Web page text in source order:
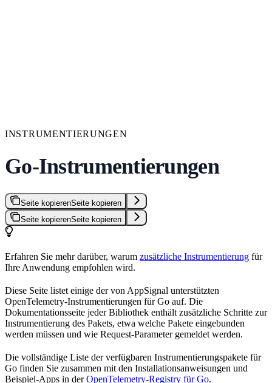
INSTRUMENTIERUNGEN
Go-Instrumentierungen
Seite kopierenSeite kopieren
Seite kopierenSeite kopieren
Erfahren Sie mehr darüber, warum zusätzliche Instrumentierung für
Ihre Anwendung empfohlen wird.
Diese Seite listet einige der von AppSignal unterstützten
OpenTelemetry-Instrumentierungen für Go auf. Die
Dokumentationsseite jeder Bibliothek enthält zusätzliche Schritte zur
Instrumentierung des Pakets, etwa welche Pakete eingebunden
werden müssen und wie Request-Parameter gemeldet werden.
Die vollständige Liste der verfügbaren Instrumentierungspakete für
Go finden Sie zusammen mit den Installationsanweisungen und
Beispiel-Apps in derOpenTelemetry-Registry für Go.